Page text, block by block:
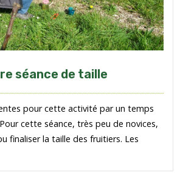
séance de taille
pour cette activité par un temps
cette séance, très peu de novices,
finaliser la taille des fruitiers. Les